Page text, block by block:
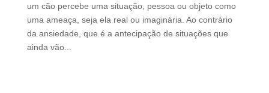
um cão percebe uma situação, pessoa ou objeto como
uma ameaça, seja ela real ou imaginária. Ao contrário
da ansiedade, que é a antecipação de situações que
ainda vão...